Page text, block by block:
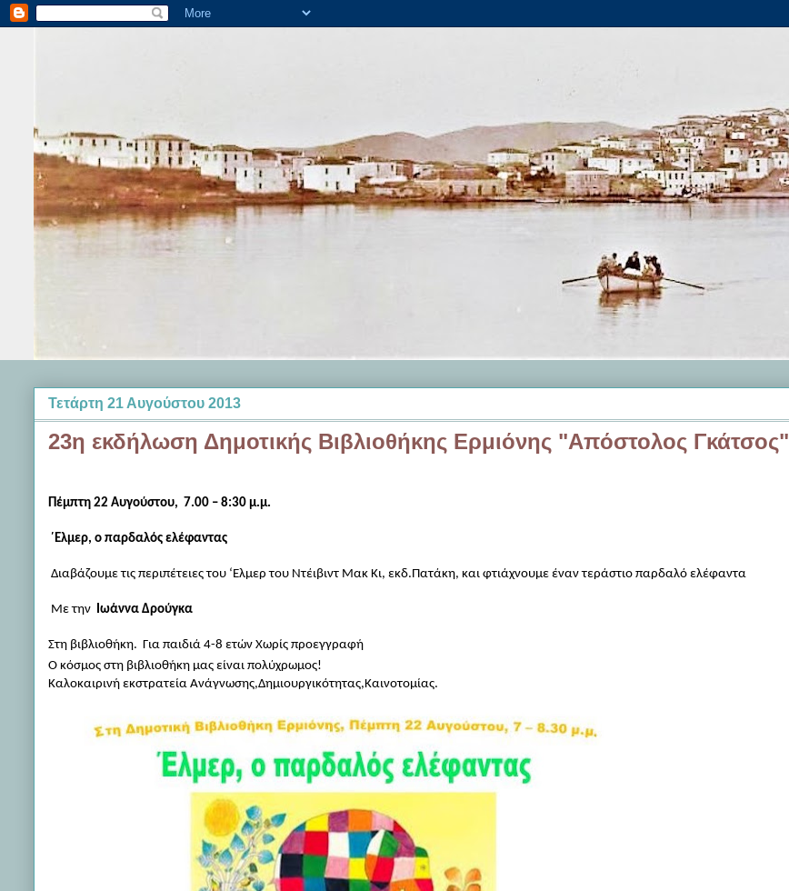
Τετάρτη 21 Αυγούστου 2013
23η εκδήλωση Δημοτικής Βιβλιοθήκης Ερμιόνης "Απόστολος Γκάτσος"
Πέμπτη 22 Αυγούστου, 7.00 – 8:30 μ.μ.
΄Ελμερ, ο παρδαλός ελέφαντας
Διαβάζουμε τις περιπέτειες του ‘Ελμερ του Ντέιβιντ Μακ Κι, εκδ.Πατάκη, και φτιάχνουμε έναν τεράστιο παρδαλό ελέφαντα
Με την Ιωάννα Δρούγκα
Στη βιβλιοθήκη. Για παιδιά 4-8 ετών Χωρίς προεγγραφή
Ο κόσμος στη βιβλιοθήκη μας είναι πολύχρωμος!
Καλοκαιρινή εκστρατεία Ανάγνωσης,Δημιουργικότητας,Καινοτομίας.